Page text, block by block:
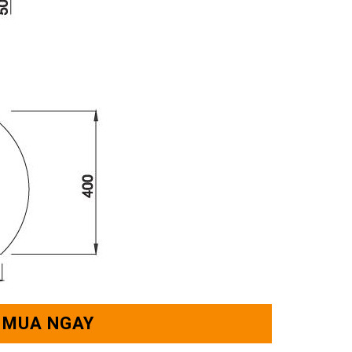
MUA NGAY